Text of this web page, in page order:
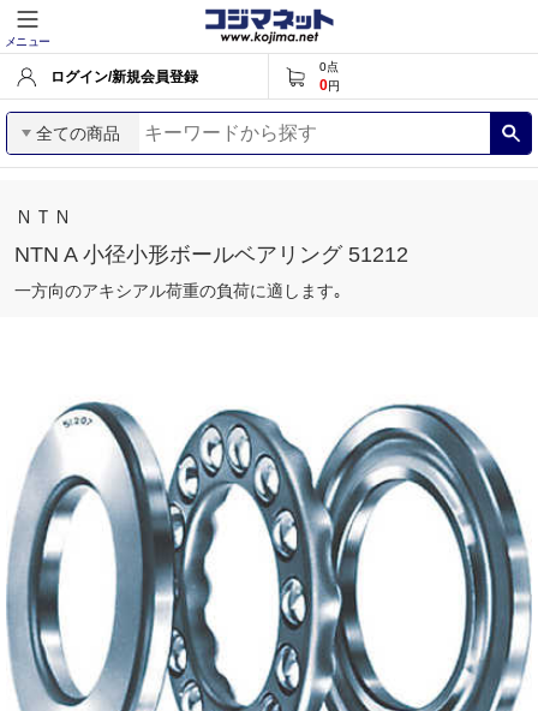
メニュー
ログイン/新規会員登録
0点
0円
全ての商品
ＮＴＮ
NTN A 小径小形ボールベアリング 51212
一方向のアキシアル荷重の負荷に適します｡